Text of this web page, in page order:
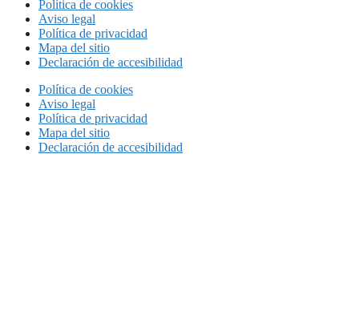
Política de cookies
Aviso legal
Política de privacidad
Mapa del sitio
Declaración de accesibilidad
Política de cookies
Aviso legal
Política de privacidad
Mapa del sitio
Declaración de accesibilidad